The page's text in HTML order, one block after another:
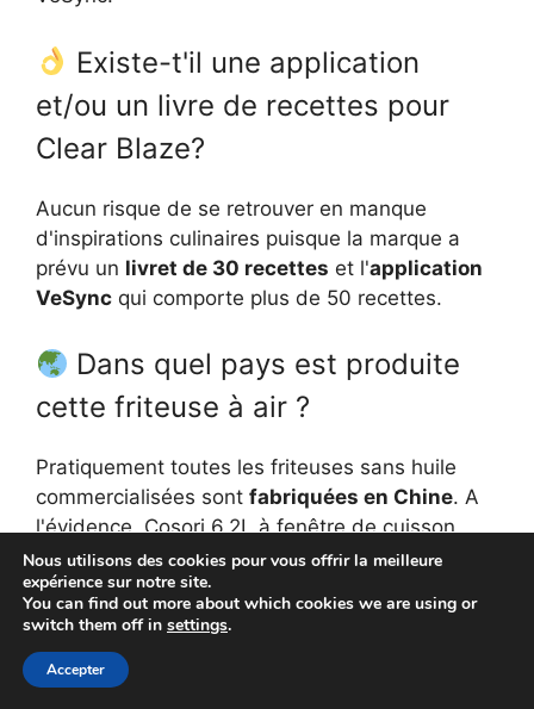
Existe-t'il une application
et/ou un livre de recettes pour
Clear Blaze?
Aucun risque de se retrouver en manque
d'inspirations culinaires puisque la marque a
prévu un livret de 30 recettes et l'application
VeSync qui comporte plus de 50 recettes.
Dans quel pays est produite
cette friteuse à air ?
Pratiquement toutes les friteuses sans huile
commercialisées sont fabriquées en Chine. A
l'évidence, Cosori 6,2L à fenêtre de cuisson
éclairée ne déroge pas à ce qui semble être la
règle...
➽ Quelle est la durée de sa
garantie ?
Nous utilisons des cookies pour vous offrir la meilleure
expérience sur notre site.
You can find out more about which cookies we are using or
switch them off in settings.
Accepter